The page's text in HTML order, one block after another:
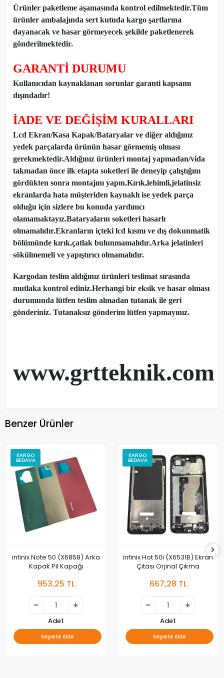
Ürünler paketleme aşamasında kontrol edilmektedir.Tüm
ürünler ambalajında sert kutuda kargo şartlarına
dayanacak ve hasar görmeyecek şekilde paketlenerek
gönderilmektedir.
GARANTİ DURUMU
Kullanıcıdan kaynaklanan sorunlar garanti kapsamı
dışındadır!
İADE VE DEĞİŞİM KURALLARI
Lcd Ekran/Kasa Kapak/Bataryalar ve diğer aldığınız
yedek parçalarda ürünün hasar görmemiş olması
gerekmektedir.Aldığınız ürünleri montaj yapmadan/vida
takmadan önce ilk etapta soketleri ile deneyip çalıştığını
gördükten sonra montajını yapın.Kırık,lehimli,jelatinsiz
ekranlarda hata müşteriden kaynaklı ise yedek parça
olduğu için sizlere bu konuda yardımcı
olamamaktayız.Bataryaların soketleri hasarlı
olmamalıdır.Ekranların içteki lcd kısmı ve dış dokunmatik
bölümünde kırık,çatlak bulunmamalıdır.Arka jelatinleri
sökülmemeli ve yapıştırıcı olmamalıdır.
Kargodan teslim aldığınız ürünleri teslimat sırasında
mutlaka kontrol ediniz.Herhangi bir eksik ve hasar olması
durumunda lütfen teslim almadan tutanak ile geri
gönderiniz. Tutanaksız gönderim lütfen yapmayınız.
www.grtteknik.com
Benzer Ürünler
KARGO
BEDAVA
infinix Note 50 (X6858) Arka
Kapak Pil Kapağı
953,25 TL
Adet
Sepete Ekle
KARGO
BEDAVA
infinix Hot 50i (X6531B) Ekran
Çıtası Orjinal Çıkma
667,28 TL
Adet
Sepete Ekle